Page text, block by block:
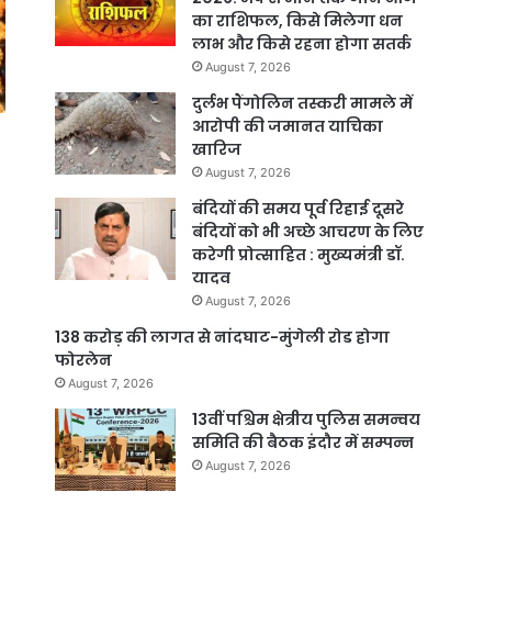
का राशिफल, किसे मिलेगा धन
लाभ और किसे रहना होगा सतर्क
August 7, 2026
दुर्लभ पैंगोलिन तस्करी मामले में
आरोपी की जमानत याचिका
खारिज
August 7, 2026
बंदियों की समय पूर्व रिहाई दूसरे
बंदियों को भी अच्छे आचरण के लिए
करेगी प्रोत्साहित : मुख्यमंत्री डॉ.
यादव
August 7, 2026
138 करोड़ की लागत से नांदघाट-मुंगेली रोड होगा
फोरलेन
August 7, 2026
13वीं पश्चिम क्षेत्रीय पुलिस समन्वय
समिति की बैठक इंदौर में सम्पन्न
August 7, 2026